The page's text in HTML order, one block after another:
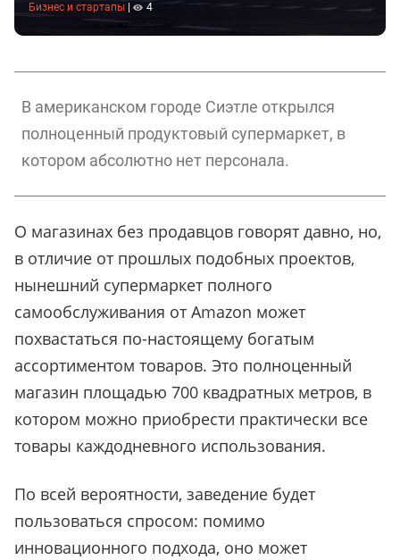
Бизнес и стартапы
4
В американском городе Сиэтле открылся
полноценный продуктовый супермаркет, в
котором абсолютно нет персонала.
О магазинах без продавцов говорят давно, но,
в отличие от прошлых подобных проектов,
нынешний супермаркет полного
самообслуживания от Amazon может
похвастаться по-настоящему богатым
ассортиментом товаров. Это полноценный
магазин площадью 700 квадратных метров, в
котором можно приобрести практически все
товары каждодневного использования.
По всей вероятности, заведение будет
пользоваться спросом: помимо
инновационного подхода, оно может